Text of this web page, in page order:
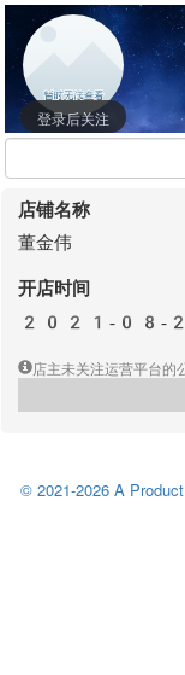
登录后关注
店铺名称
董金伟
开店时间
2021-08-
店主未关注运营平台的
© 2021-2026 A